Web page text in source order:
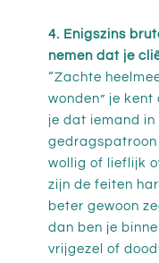
4. Enigszins
nemen dat je
“Zachte
wonden” je
je dat iemand
gedragspatroon
wollig of lieflijk
zijn de feiten
beter gewoon
dan ben je
vrijgezel of